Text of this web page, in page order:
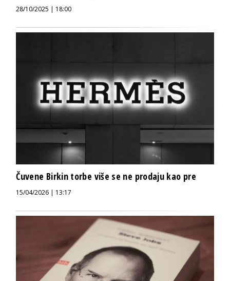
28/10/2025 | 18:00
Čuvene Birkin torbe više se ne prodaju kao pre
15/04/2026 | 13:17